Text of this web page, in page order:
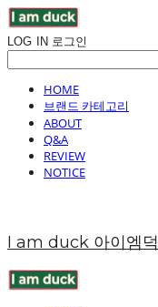
LOG IN 로그인
HOME
브랜드 카테고리
ABOUT
Q&A
REVIEW
NOTICE
I am duck 아이엠덕